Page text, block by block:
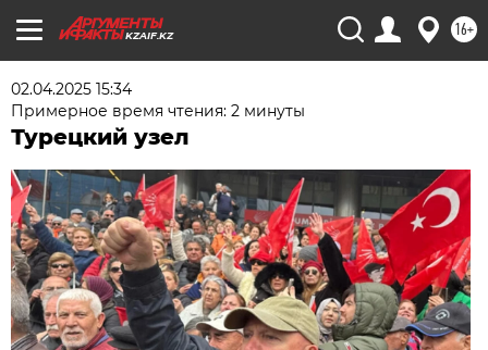
KZAIF.KZ 16+
02.04.2025 15:34
Примерное время чтения: 2 минуты
Турецкий узел